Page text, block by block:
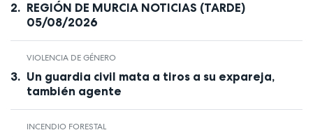
REGIÓN DE MURCIA NOTICIAS (TARDE)
05/08/2026
VIOLENCIA DE GÉNERO
Un guardia civil mata a tiros a su expareja,
también agente
INCENDIO FORESTAL